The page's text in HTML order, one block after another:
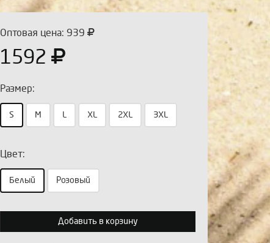
Оптовая цена: 939
1592
Размер:
S M L XL 2XL 3XL
Цвет:
Белый Розовый
Выберите количество:
Продолжить Отмена
Добавить в корзину